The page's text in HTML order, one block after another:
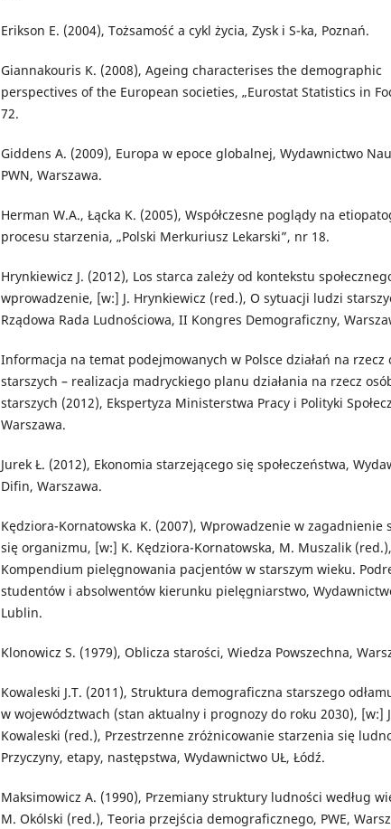
Erikson E. (2004), Tożsamość a cykl życia, Zysk i S-ka, Poznań.
Giannakouris K. (2008), Ageing characterises the demographic
perspectives of the European societies, „Eurostat Statistics in
72.
Giddens A. (2009), Europa w epoce globalnej, Wydawnictwo
PWN, Warszawa.
Herman W.A., Łącka K. (2005), Współczesne poglądy na
procesu starzenia, „Polski Merkuriusz Lekarski”, nr 18.
Hrynkiewicz J. (2012), Los starca zależy od kontekstu
wprowadzenie, [w:] J. Hrynkiewicz (red.), O sytuacji ludzi
Rządowa Rada Ludnościowa, II Kongres Demograficzny,
Informacja na temat podejmowanych w Polsce działań na rzecz
starszych – realizacja madryckiego planu działania na rzecz
starszych (2012), Ekspertyza Ministerstwa Pracy i Polityki
Warszawa.
Jurek Ł. (2012), Ekonomia starzejącego się społeczeństwa,
Difin, Warszawa.
Kędziora-Kornatowska K. (2007), Wprowadzenie w zagadnienie
się organizmu, [w:] K. Kędziora-Kornatowska, M. Muszalik (red.),
Kompendium pielęgnowania pacjentów w starszym wieku.
studentów i absolwentów kierunku pielęgniarstwo,
Lublin.
Klonowicz S. (1979), Oblicza starości, Wiedza Powszechna,
Kowaleski J.T. (2011), Struktura demograficzna starszego
w województwach (stan aktualny i prognozy do roku 2030), [w:]
Kowaleski (red.), Przestrzenne zróżnicowanie starzenia się
Przyczyny, etapy, następstwa, Wydawnictwo UŁ, Łódź.
Maksimowicz A. (1990), Przemiany struktury ludności według
M. Okólski (red.), Teoria przejścia demograficznego, PWE,